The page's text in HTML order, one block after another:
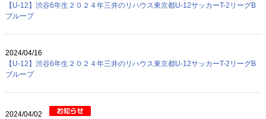
【U-12】渋谷6年生２０２４年三井のリハウス東京都U-12サッカーT-2リーグB
ブループ
2024/04/16
【U-12】渋谷6年生２０２４年三井のリハウス東京都U-12サッカーT-2リーグB
ブループ
2024/04/02